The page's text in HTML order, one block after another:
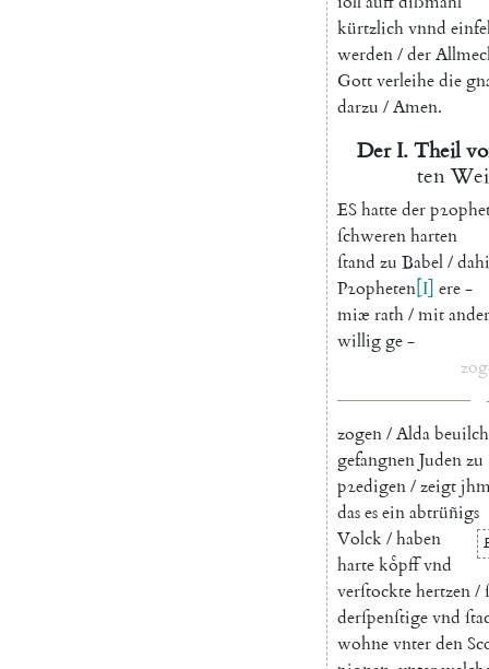
kürtzlichvnnd
werden/der
Gottverleihedie
darzu /Amen.
Der I. Theil
ten
EShatteder
ſchwerenharten
ſtand zu Babel/
Pꝛopheten I ere-
miærath/mit
willigge-
zogen/Alda
gefangnenJudenzu
pꝛedigen/zeigt
daseseinabtrüñigs
Volck/haben
hartekoͤpffvnd
verſtocktehertzen/
derſpenſtigevnd
wohnevnterden